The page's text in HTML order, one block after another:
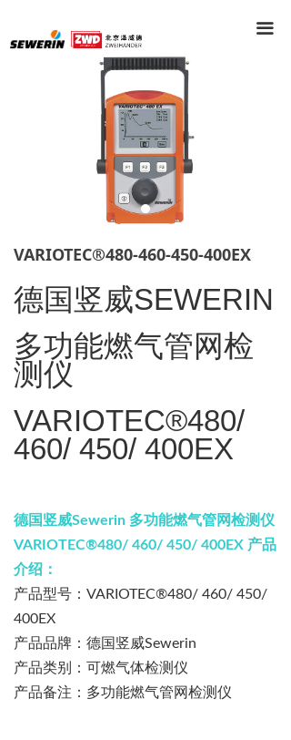
끀
VARIOTEC®480-460-450-400EX
德国竖威SEWERIN
多功能燃气管网检
测仪
VARIOTEC®480/
460/ 450/ 400EX
德国竖威Sewerin 多功能燃气管网检测仪
VARIOTEC®480/ 460/ 450/ 400EX 产品
介绍：
产品型号： VARIOTEC®480/ 460/ 450/
400EX
产品品牌： 德国竖威Sewerin
产品类别：可燃气体检测仪
产品备注：多功能燃气管网检测仪